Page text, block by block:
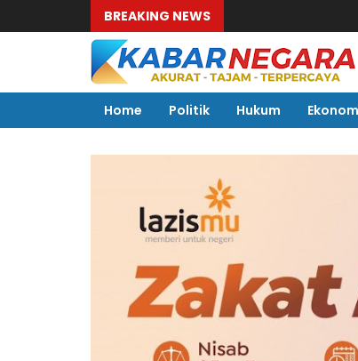
BREAKING NEWS
Home
Politik Hukum